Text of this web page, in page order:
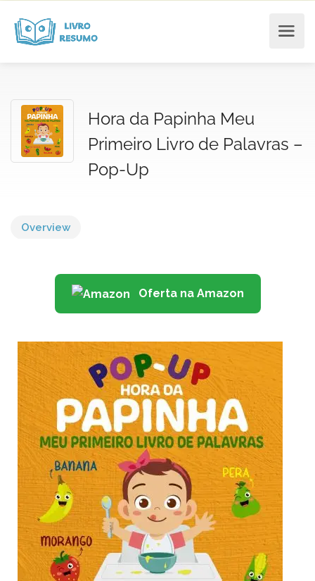
Hora da Papinha Meu
Primeiro Livro de Palavras –
Pop-Up
Overview
Oferta na Amazon